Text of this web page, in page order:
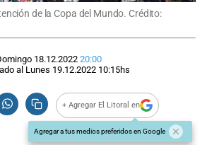
de la Copa del Mundo. Crédito:
18.12.2022 20:00
al Lunes 19.12.2022 10:15hs
+ Agregar El Litoral en
Agregar a tus medios preferidos en Google